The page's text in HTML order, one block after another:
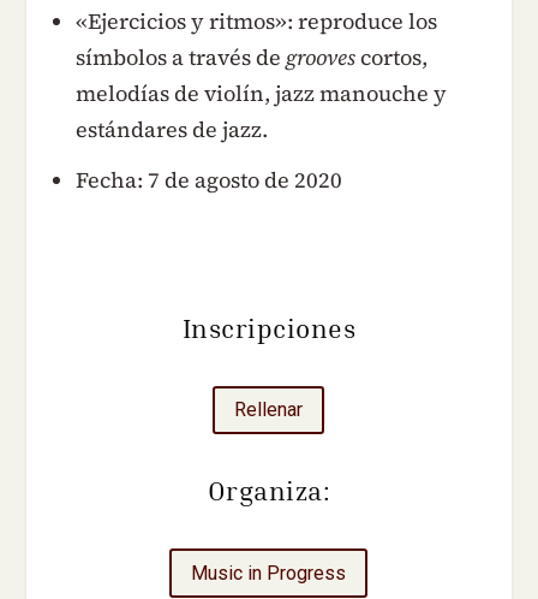
«Ejercicios y ritmos»: reproduce los
símbolos a través de groovescortos,
melodías de violín, jazz manouche y
estándares de jazz.
Fecha: 7 de agosto de 2020
Inscripciones
Rellenar
Organiza:
Music in Progress